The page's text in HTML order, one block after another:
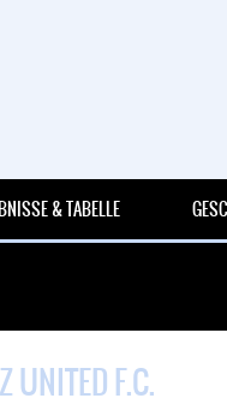
& TABELLE
UNITED F.C.